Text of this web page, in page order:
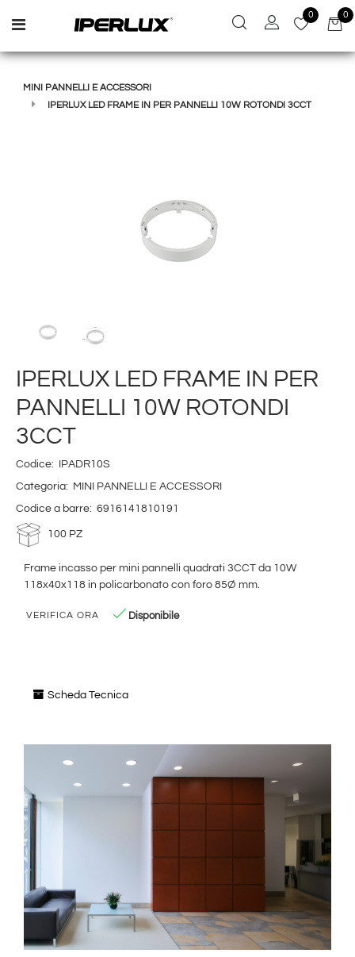
Open menu
0 0
MINI PANNELLI E ACCESSORI
IPERLUX LED FRAME IN PER PANNELLI 10W ROTONDI 3CCT
IPERLUX LED FRAME IN PER
PANNELLI 10W ROTONDI
3CCT
Codice: IPADR10S
Categoria: MINI PANNELLI E ACCESSORI
Codice a barre: 6916141810191
100 PZ
Frame incasso per mini pannelli quadrati 3CCT da 10W
118x40x118 in policarbonato con foro 85Ø mm.
VERIFICA ORA Disponibile
Scheda Tecnica